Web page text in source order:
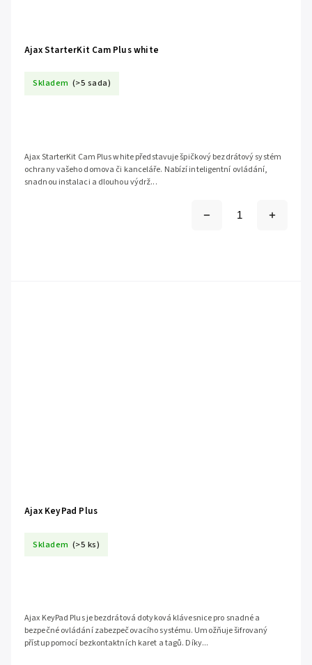
Ajax StarterKit Cam Plus white
Skladem (>5 sada)
Ajax StarterKit Cam Plus white představuje špičkový bezdrátový systém
ochrany vašeho domova či kanceláře. Nabízí inteligentní ovládání,
snadnou instalaci a dlouhou výdrž...
Ajax KeyPad Plus
Skladem (>5 ks)
Ajax KeyPad Plus je bezdrátová dotyková klávesnice pro snadné a
bezpečné ovládání zabezpečovacího systému. Umožňuje šifrovaný
přístup pomocí bezkontaktních karet a tagů. Díky...